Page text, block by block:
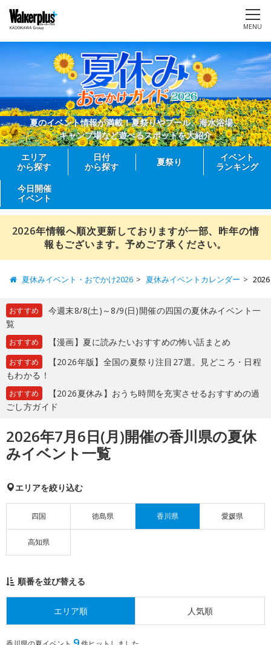
MENU
夏のイベント情報が満載！夏祭りやプール、海水浴場、
キャンプ場など遊べるスポットを大紹介
エリア
から探す
日付
から探す
夏祭り
イベント
ランキング
今日開催
イベント
2026年情報へ順次更新しておりますが一部、昨年の情
報もございます。予めご了承ください。
夏休みイベント・おでかけ2026 夏休みイベントカレンダー
おすすめ
今週末8/8(土)～8/9(日)開催の四国の夏休みイベント一
覧
おすすめ 【漫画】夏に読みたいおすすめの怖い話まとめ
おすすめ
【2026年版】全国の夏祭り注目27選。見どころ・日程
もわかる！
おすすめ
【2026夏休み】おうち時間を充実させるおすすめの過
ごし方ガイド
2026年7月6日(月)開催の香川県の夏休
みイベント一覧
エリアを絞り込む
四国 徳島県 香川県 愛媛県
高知県
順番を並び替える
エリア順 人気順